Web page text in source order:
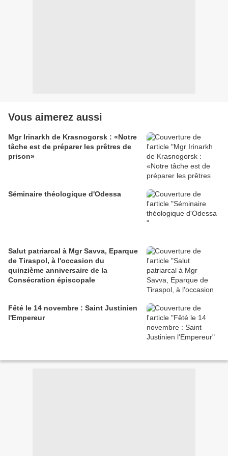
Vous aimerez aussi
Mgr Irinarkh de Krasnogorsk : «Notre
tâche est de préparer les prêtres de
prison»
Séminaire théologique d'Odessa
Salut patriarcal à Mgr Savva, Eparque
de Tiraspol, à l'occasion du
quinzième anniversaire de la
Consécration épiscopale
Fêté le 14 novembre : Saint Justinien
l'Empereur